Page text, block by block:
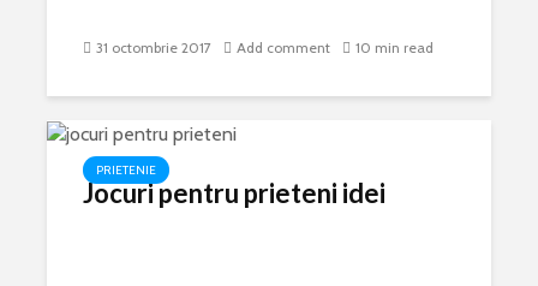
31 octombrie 2017 Add comment 10 min read
PRIETENIE
Jocuri pentru prieteni idei